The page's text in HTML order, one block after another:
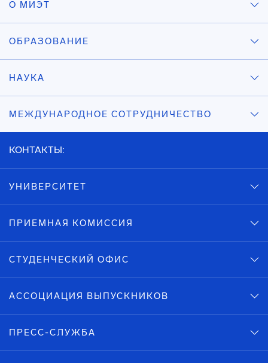
О МИЭТ
ОБРАЗОВАНИЕ
НАУКА
МЕЖДУНАРОДНОЕ СОТРУДНИЧЕСТВО
КОНТАКТЫ:
УНИВЕРСИТЕТ
ПРИЕМНАЯ КОМИССИЯ
СТУДЕНЧЕСКИЙ ОФИС
АССОЦИАЦИЯ ВЫПУСКНИКОВ
ПРЕСС-СЛУЖБА